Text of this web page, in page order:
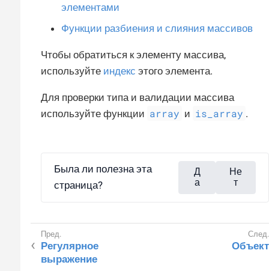
элементами
Функции разбиения и слияния массивов
Чтобы обратиться к элементу массива,
используйте индекс этого элемента.
Для проверки типа и валидации массива
используйте функции array и is_array .
Была ли полезна эта
страница?
Д
а
Не
т
Регулярное
выражение
Объект